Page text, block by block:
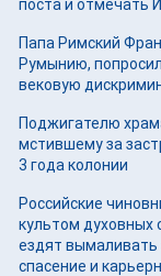
поста и отмечать
Папа Римский
Румынию,
вековую
Поджигателю
мстившему за
3 года колонии
Российские
культом духовных
ездят вымаливать
спасение и